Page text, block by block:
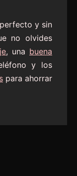
y sin
no olvides
, una buena
y los
para ahorrar